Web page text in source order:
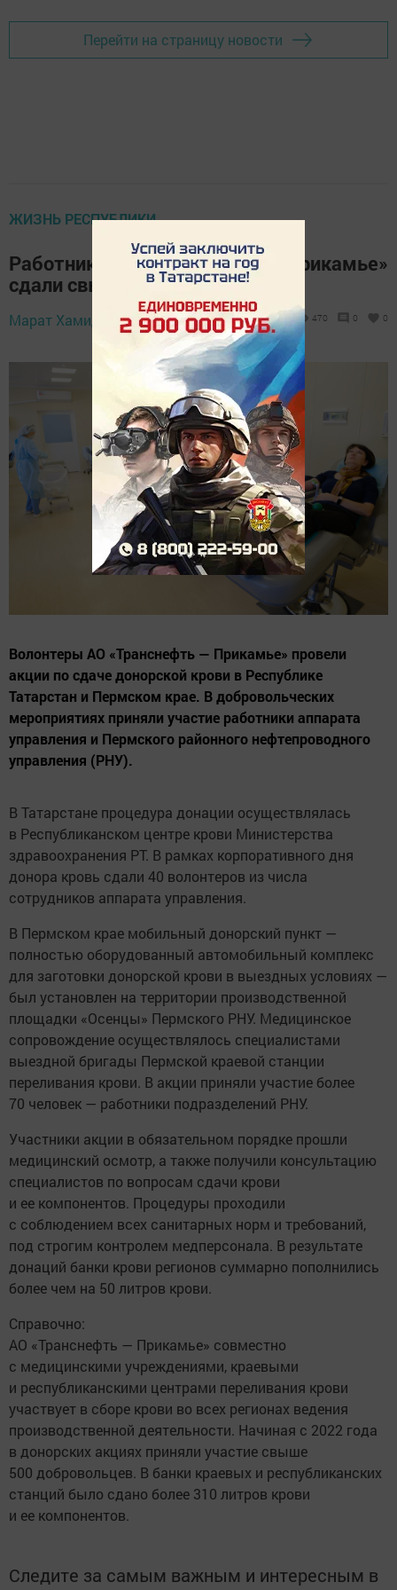
Перейти на страницу новости
ЖИЗНЬ РЕСПУБЛИКИ
Работники АО «Транснефть — Прикамье»
сдали свыше 50 литров крови
Марат Хамидуллин, 3 октября 2024 -
13:40
470 0 0
Волонтеры АО «Транснефть — Прикамье» провели
акции по сдаче донорской крови в Республике
Татарстан и Пермском крае. В добровольческих
мероприятиях приняли участие работники аппарата
управления и Пермского районного нефтепроводного
управления (РНУ).
В Татарстане процедура донации осуществлялась
в Республиканском центре крови Министерства
здравоохранения РТ. В рамках корпоративного дня
донора кровь сдали 40 волонтеров из числа
сотрудников аппарата управления.
В Пермском крае мобильный донорский пункт —
полностью оборудованный автомобильный комплекс
для заготовки донорской крови в выездных условиях —
был установлен на территории производственной
площадки «Осенцы» Пермского РНУ. Медицинское
сопровождение осуществлялось специалистами
выездной бригады Пермской краевой станции
переливания крови. В акции приняли участие более
70 человек — работники подразделений РНУ.
Участники акции в обязательном порядке прошли
медицинский осмотр, а также получили консультацию
специалистов по вопросам сдачи крови
и ее компонентов. Процедуры проходили
с соблюдением всех санитарных норм и требований,
под строгим контролем медперсонала. В результате
донаций банки крови регионов суммарно пополнились
более чем на 50 литров крови.
Справочно:
АО «Транснефть — Прикамье» совместно
с медицинскими учреждениями, краевыми
и республиканскими центрами переливания крови
участвует в сборе крови во всех регионах ведения
производственной деятельности. Начиная с 2022 года
в донорских акциях приняли участие свыше
500 добровольцев. В банки краевых и республиканских
станций было сдано более 310 литров крови
и ее компонентов.
Следите за самым важным и интересным в